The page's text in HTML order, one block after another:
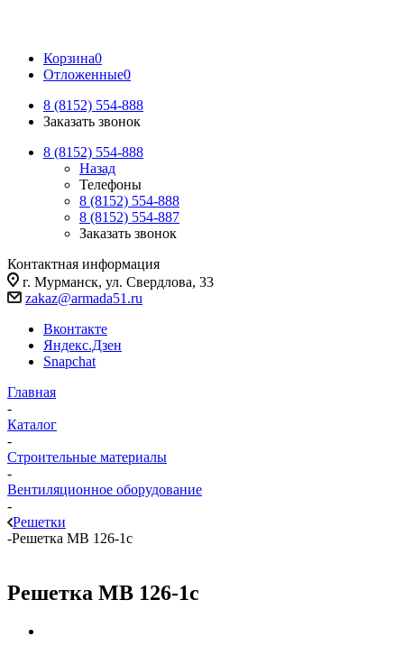
Корзина0
Отложенные0
8 (8152) 554-888
Заказать звонок
8 (8152) 554-888
Назад
Телефоны
8 (8152) 554-888
8 (8152) 554-887
Заказать звонок
Контактная информация
г. Мурманск, ул. Свердлова, 33
zakaz@armada51.ru
Вконтакте
Яндекс.Дзен
Snapchat
Главная
-
Каталог
-
Строительные материалы
-
Вентиляционное оборудование
-
Решетки
-Решетка МВ 126-1с
Решетка МВ 126-1с